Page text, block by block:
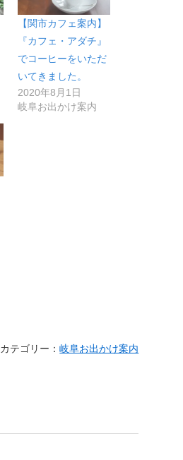
【関市カフェ案内】
『カフェ・アダチ』
でコーヒーをいただ
いてきました。
2020年8月1日
岐阜お出かけ案内
カテゴリー：岐阜お出かけ案内